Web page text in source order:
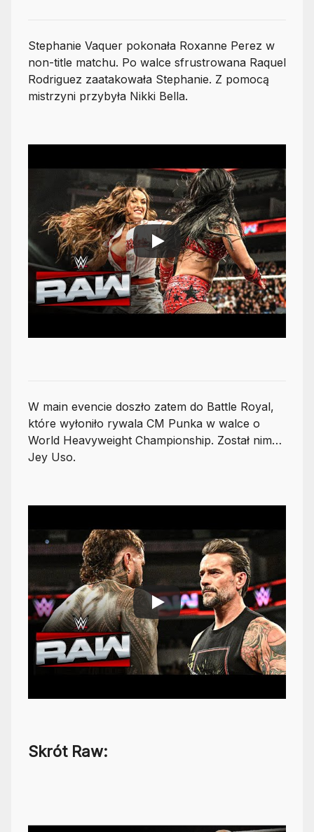
Stephanie Vaquer pokonała Roxanne Perez w
non-title matchu. Po walce sfrustrowana Raquel
Rodriguez zaatakowała Stephanie. Z pomocą
mistrzyni przybyła Nikki Bella.
W main evencie doszło zatem do Battle Royal,
które wyłoniło rywala CM Punka w walce o
World Heavyweight Championship. Został nim…
Jey Uso.
Skrót Raw: